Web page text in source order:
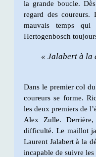
la grande boucle.
regard des coureurs.
mauvais temps qui
Hertogenbosch
« Jalabert à la
Dans le premier col
coureurs se forme.
les deux premiers de
Alex Zulle.
difficulté. Le maillot
Laurent Jalabert à la
incapable de suivre